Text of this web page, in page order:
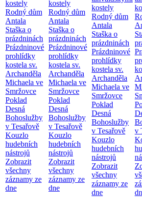
kostely
Rodný dům
Antala
Staška o
prázdninách
Prázdninové
prohlídky
kostela sv.
Archanděla
Michaela ve
Smržovce
Poklad
Desná
Bohoslužby
v Tesařově
Kouzlo
hudebních
nástrojů
Zobrazit
všechny
záznamy ze
dne
kostely
Rodný dům
Antala
Staška o
prázdninách
Prázdninové
prohlídky
kostela sv.
Archanděla
Michaela ve
Smržovce
Poklad
Desná
Bohoslužby
v Tesařově
Kouzlo
hudebních
nástrojů
Zobrazit
všechny
záznamy ze
dne
kostely
Rodný dům
Antala
Staška o
prázdninách
Prázdninové
prohlídky
kostela sv.
Archanděla
Michaela ve
Smržovce
Poklad
Desná
Bohoslužby
v Tesařově
Kouzlo
hudebních
nástrojů
Zobrazit
všechny
záznamy ze
dne
v